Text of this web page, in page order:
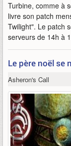
Turbine, comme à
livre son patch
Twilight". Le patch
serveurs de 14h à
Le père noël se
Asheron's Call